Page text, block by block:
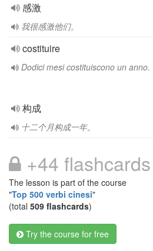
感激
我很感激他们。
costituire
Dodici mesi costituiscono un anno.
构成
十二个月构成一年。
+44 flashcards
The lesson is part of the course
"Top 500 verbi cinesi"
(total 509 flashcards)
Try the course for free